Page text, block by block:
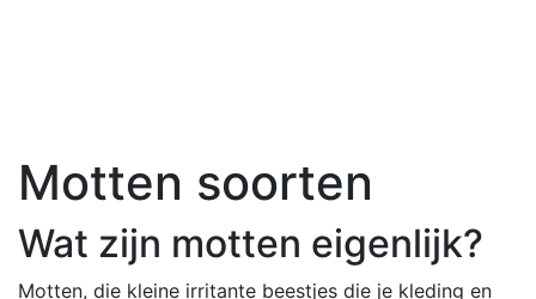
Motten soorten
Wat zijn motten eigenlijk?
Motten, die kleine irritante beestjes die je kleding en